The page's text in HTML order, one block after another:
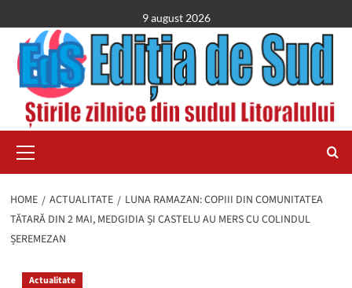
to
content
9 august 2026
Menu
HOME ACTUALITATE
LUNA RAMAZAN: COPIII DIN COMUNITATEA
TĂTARĂ DIN 2 MAI, MEDGIDIA ȘI CASTELU AU MERS CU COLINDUL
ȘEREMEZAN
Actualitate